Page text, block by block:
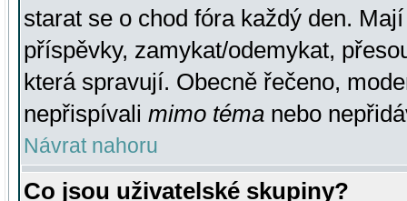
starat se o chod fóra každý den.
příspěvky, zamykat/odemykat,
která spravují. Obecně řečeno,
nepřispívali mimo téma nebo
Návrat nahoru
Co jsou uživatelské skupiny?